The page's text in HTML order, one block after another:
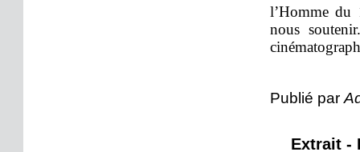
l’Homme du
nous
Publié par
Extrait -